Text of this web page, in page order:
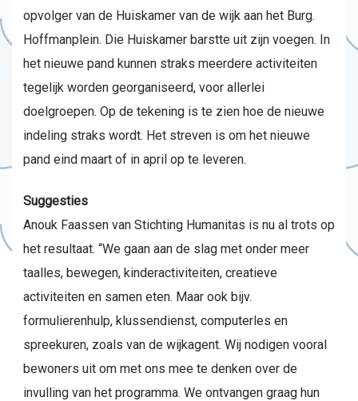
opvolger van de Huiskamer van de wijk aan het Burg.
Hoffmanplein. Die Huiskamer barstte uit zijn voegen. In
het nieuwe pand kunnen straks meerdere activiteiten
tegelijk worden georganiseerd, voor allerlei
doelgroepen. Op de tekening is te zien hoe de nieuwe
indeling straks wordt. Het streven is om het nieuwe
pand eind maart of in april op te leveren.
Suggesties
Anouk Faassen van Stichting Humanitas is nu al trots op
het resultaat. “We gaan aan de slag met onder meer
taalles, bewegen, kinderactiviteiten, creatieve
activiteiten en samen eten. Maar ook bijv.
formulierenhulp, klussendienst, computerles en
spreekuren, zoals van de wijkagent. Wij nodigen vooral
bewoners uit om met ons mee te denken over de
invulling van het programma. We ontvangen graag hun